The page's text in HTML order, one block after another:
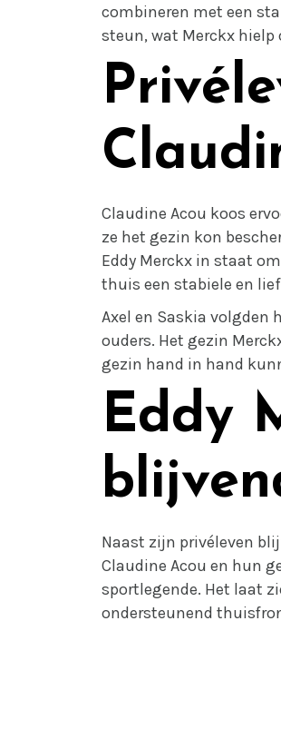
combineren met een
steun, wat Merckx hielp
Claudine Acou koos
ze het gezin kon
Eddy Merckx in staat
thuis een stabiele en
Axel en Saskia volgden
ouders. Het gezin
gezin hand in hand
Eddy
Naast zijn privéleven
Claudine Acou en hun
sportlegende. Het laat
ondersteunend